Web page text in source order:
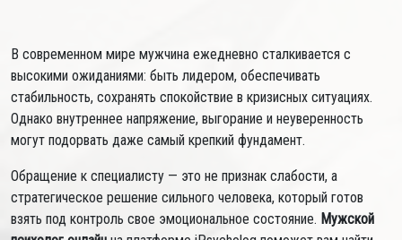
В современном мире мужчина ежедневно сталкивается с
высокими ожиданиями: быть лидером, обеспечивать
стабильность, сохранять спокойствие в кризисных ситуациях.
Однако внутреннее напряжение, выгорание и неуверенность
могут подорвать даже самый крепкий фундамент.
Обращение к специалисту — это не признак слабости, а
стратегическое решение сильного человека, который готов
взять под контроль свое эмоциональное состояние. Мужской